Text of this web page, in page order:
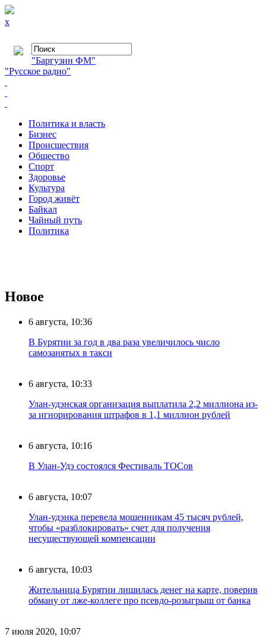
x
"Баргузин ФМ"
"Русское радио"
Политика и власть
Бизнес
Происшествия
Общество
Cпорт
Здоровье
Культура
Город живёт
Байкал
Чайный путь
Политика
Новое
6 августа, 10:36
В Бурятии за год в два раза увеличилось число
самозанятых в такси
6 августа, 10:33
Улан-удэнская организация выплатила 2,2 миллиона из-
за игнорирования штрафов в 1,1 миллион рублей
6 августа, 10:16
В Улан-Удэ состоялся Фестиваль ТОСов
6 августа, 10:07
Улан-удэнка перевела мошенникам 45 тысяч рублей,
чтобы «разблокировать» счет для получения
несуществующей компенсации
6 августа, 10:03
Жительница Бурятии лишилась денег на карте, поверив
обману от лже-коллеге про псевдо-розыгрыш от банка
7 июля 2020, 10:07